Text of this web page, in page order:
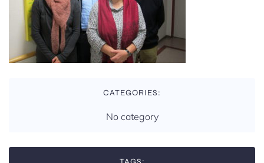
CATEGORIES:
No category